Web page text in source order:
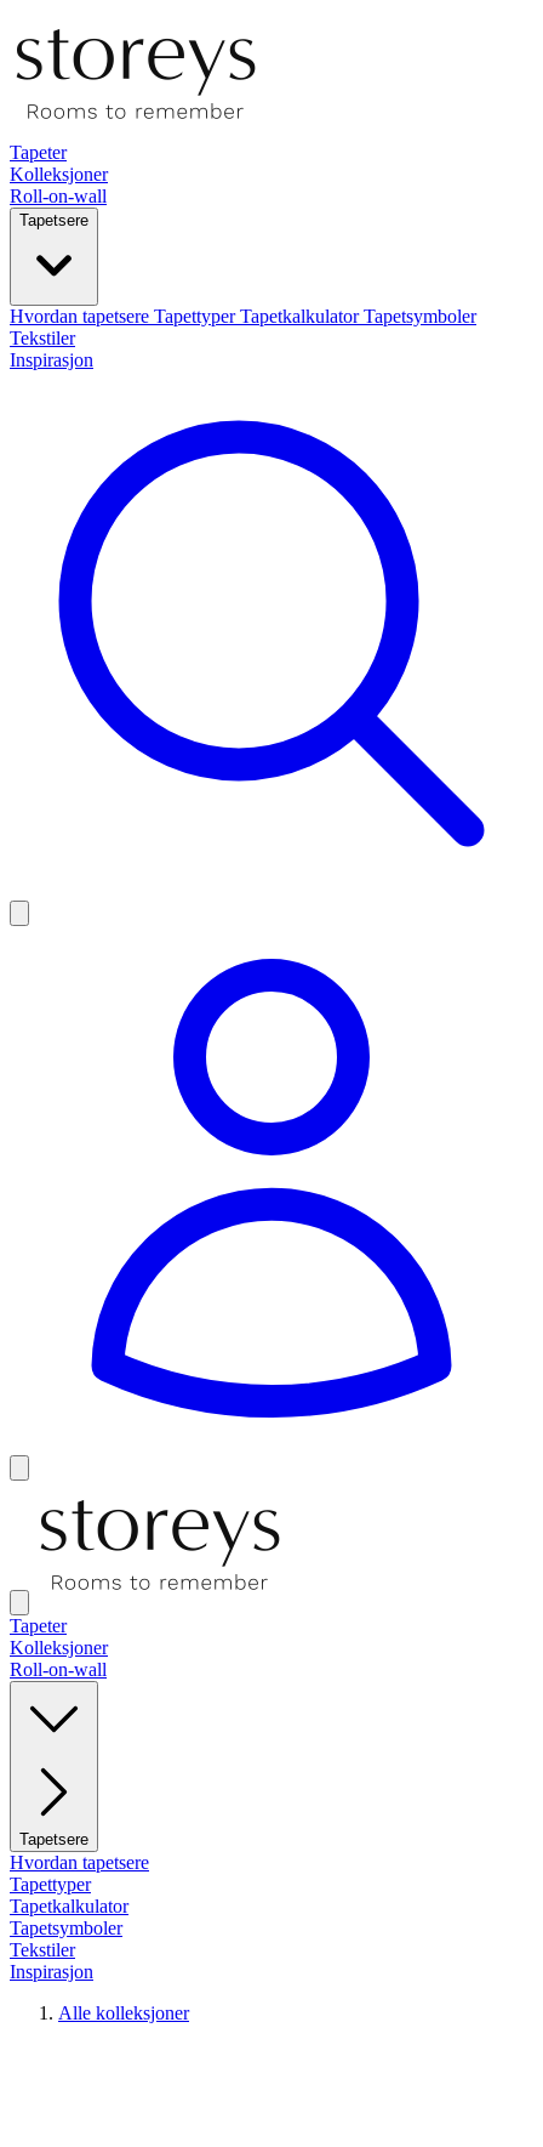
Tapeter
Kolleksjoner
Roll-on-wall
Tapetsere
Hvordan tapetsere TapettyperTapetkalkulatorTapetsymboler
Tekstiler
Inspirasjon
Tapeter
Kolleksjoner
Roll-on-wall
Tapetsere
Hvordan tapetsere
Tapettyper
Tapetkalkulator
Tapetsymboler
Tekstiler
Inspirasjon
Alle kolleksjoner